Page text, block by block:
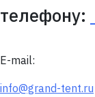
телефону:
E-mail:
info@grand-tent.ru